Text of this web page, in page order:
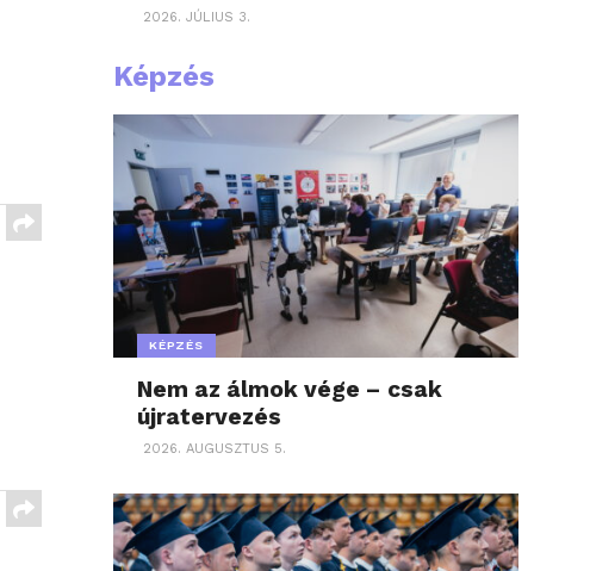
2026. JÚLIUS 3.
Képzés
KÉPZÉS
Nem az álmok vége – csak
újratervezés
2026. AUGUSZTUS 5.